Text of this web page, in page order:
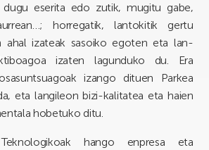
eserita edo zutik, mugitu gabe,
horregatik, lantokitik gertu
ahal izateak sasoiko egoten eta lan-
izaten lagunduko du. Era
izango dituen Parkea
eta langileon bizi-kalitatea eta haien
hobetuko ditu.
hango enpresa eta